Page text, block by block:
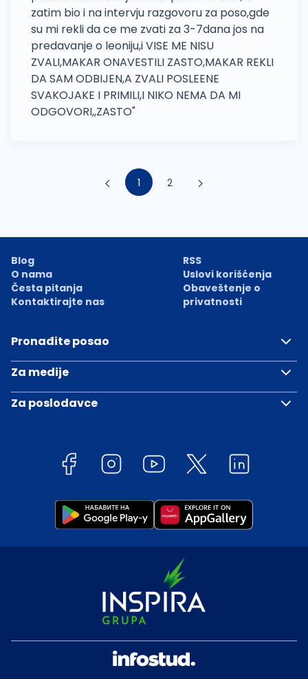
zatim bio i na intervju razgovoru za poso,gde
su mi rekli da ce me zvati za 3-7dana jos na
predavanje o leoniju,i VISE ME NISU
ZVALI,MAKAR ONAVESTILI ZASTO,MAKAR REKLI
DA SAM ODBIJEN,A ZVALI POSLEENE
SVAKOJAKE I PRIMILI,I NIKO NEMA DA MI
ODGOVORI,,ZASTO"
1 2
Blog
O nama
Česta pitanja
Kontaktirajte nas
RSS
Uslovi korišćenja
Obaveštenje o
privatnosti
Pronađite posao
Za medije
Za poslodavce